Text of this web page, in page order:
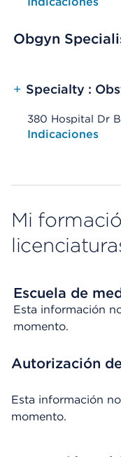
Obgyn
+ Specialty :
380 Hospital Dr
Opens native
Indicaciones
Mi
Escuela de
Esta información
momento.
Autorización
Esta información
momento.